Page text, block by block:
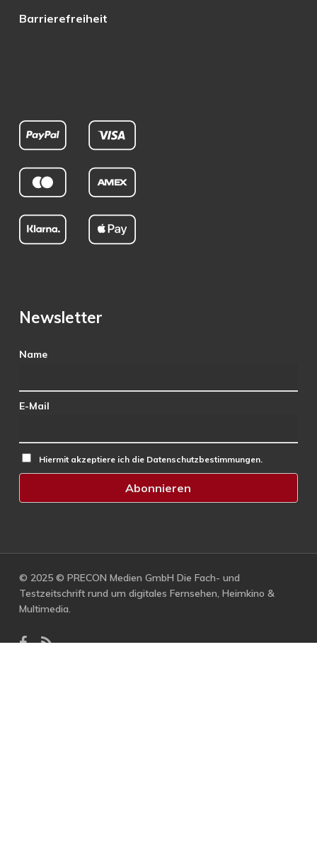
Barrierefreiheit
Newsletter
Name
E-Mail
Hiermit akzeptiere ich die Datenschutzbestimmungen.
© 2025 © PRECON Medien GmbH Die Fach- und
Testzeitschrift rund um digitales Fernsehen, Heimkino &
Multimedia.
facebook
RSS